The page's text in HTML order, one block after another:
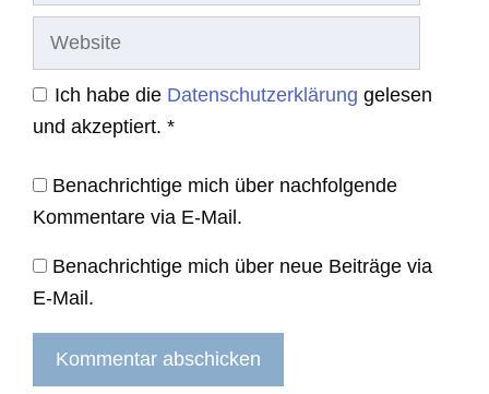
Ich habe die Datenschutzerklärung gelesen
und akzeptiert. *
Benachrichtige mich über nachfolgende
Kommentare via E-Mail.
Benachrichtige mich über neue Beiträge via
E-Mail.